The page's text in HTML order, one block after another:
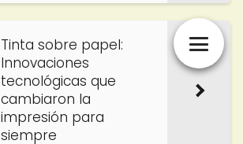
Tinta sobre papel:
Innovaciones
tecnológicas que
cambiaron la
impresión para
siempre